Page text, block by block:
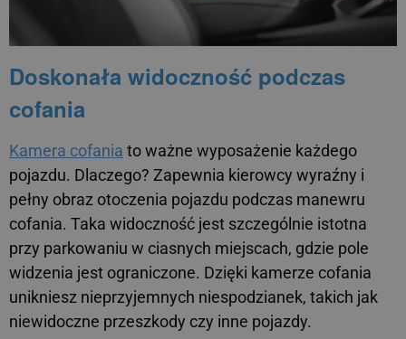
Doskonała widoczność podczas
cofania
Kamera cofania to ważne wyposażenie każdego
pojazdu. Dlaczego? Zapewnia kierowcy wyraźny i
pełny obraz otoczenia pojazdu podczas manewru
cofania. Taka widoczność jest szczególnie istotna
przy parkowaniu w ciasnych miejscach, gdzie pole
widzenia jest ograniczone. Dzięki kamerze cofania
unikniesz nieprzyjemnych niespodzianek, takich jak
niewidoczne przeszkody czy inne pojazdy.